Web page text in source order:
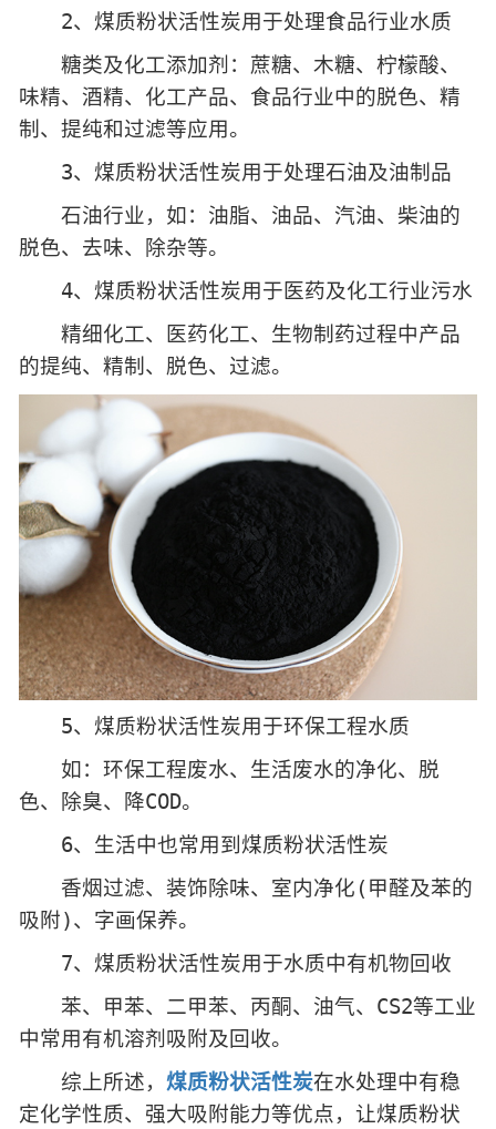
2、煤质粉状活性炭用于处理食品行业水质
糖类及化工添加剂：蔗糖、木糖、柠檬酸、
味精、酒精、化工产品、食品行业中的脱色、精
制、提纯和过滤等应用。
3、煤质粉状活性炭用于处理石油及油制品
石油行业，如：油脂、油品、汽油、柴油的
脱色、去味、除杂等。
4、煤质粉状活性炭用于医药及化工行业污水
精细化工、医药化工、生物制药过程中产品
的提纯、精制、脱色、过滤。
5、煤质粉状活性炭用于环保工程水质
如：环保工程废水、生活废水的净化、脱
色、除臭、降COD。
6、生活中也常用到煤质粉状活性炭
香烟过滤、装饰除味、室内净化(甲醛及苯的
吸附)、字画保养。
7、煤质粉状活性炭用于水质中有机物回收
苯、甲苯、二甲苯、丙酮、油气、CS2等工业
中常用有机溶剂吸附及回收。
综上所述， 煤质粉状活性炭在水处理中有稳
定化学性质、强大吸附能力等优点，让煤质粉状